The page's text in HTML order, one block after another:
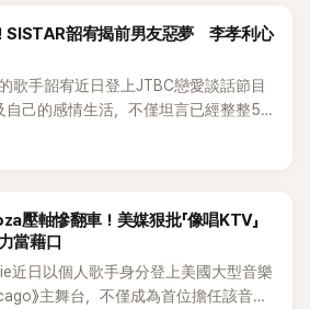
SISTAR韶宥揭前男友惡夢 李孝利心
歌手韶宥近日登上JTBC戀愛談話節目
自己的感情生活，不僅坦言已經整整5
透露空窗至今的原因，全與上一段戀情
軸慘翻車！美媒狠批「像唱KTV」
當藉口
近日以個人歌手身分登上美國大型音樂
》主舞台，不僅成為首位擔任該音樂